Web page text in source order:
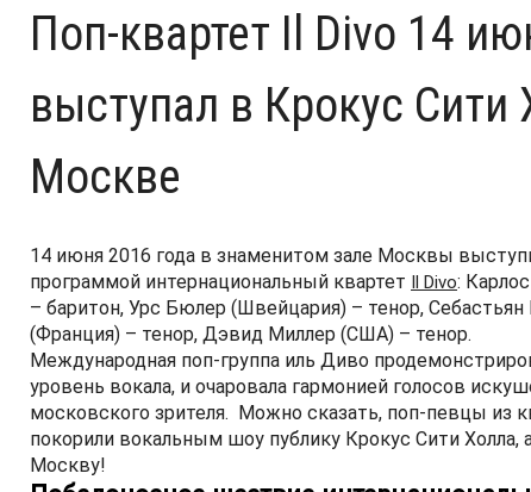
Поп-квартет Il Divo 14
выступал в Крокус Сити
Москве
14 июня 2016 года в знаменитом зале Москвы
программой интернациональный квартет Il Divo:
– баритон, Урс Бюлер (Швейцария) – тенор, Себастьян
(Франция) – тенор, Дэвид Миллер (США) – тенор.
Международная поп-группа иль Диво
уровень вокала, и очаровала гармонией голосов
московского зрителя. Можно сказать, поп-певцы из
покорили вокальным шоу публику Крокус Сити Холла,
Москву!